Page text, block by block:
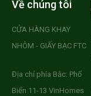
Về chúng tôi
CỬA HÀNG KHAY
NHÔM - GIẤY BẠC FTC
Địa chỉ phía Bắc: Phố
Biển 11-13 VinHomes